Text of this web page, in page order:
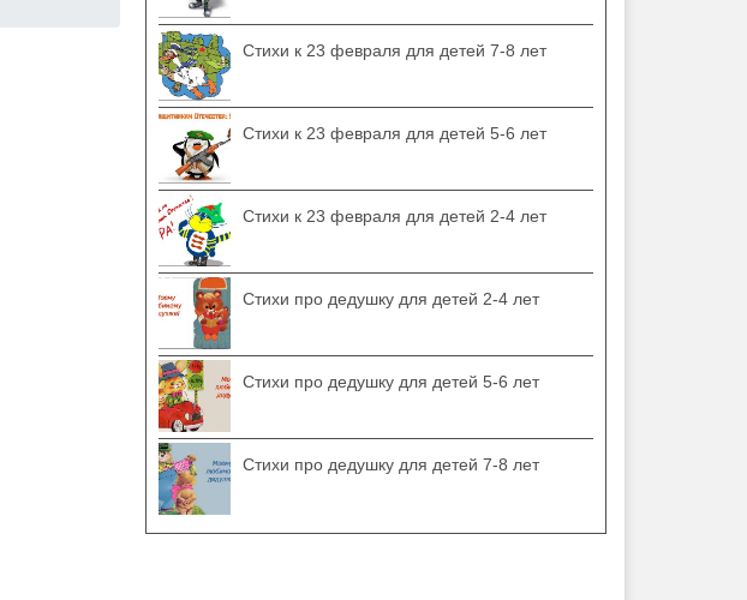
Стихи к 23 февраля для детей 7-8 лет
Стихи к 23 февраля для детей 5-6 лет
Стихи к 23 февраля для детей 2-4 лет
Стихи про дедушку для детей 2-4 лет
Стихи про дедушку для детей 5-6 лет
Стихи про дедушку для детей 7-8 лет